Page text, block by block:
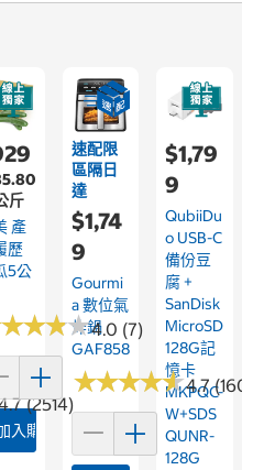
(2514)
斤
產
歷
5公
★★★★
★★★★4.0 (7)
入購物車
速配限
區隔日
達
$1,74
9
Gourmi
A 數位氣
炸鍋
GAF858
★★★★★
★★★★★4.7 (160)
$1,79
9
QubiiDu
O USB-C
備份豆
腐 +
SanDisk
MicroSD
128G記
憶卡
MKPQC-
W+SDS
QUNR-
128G